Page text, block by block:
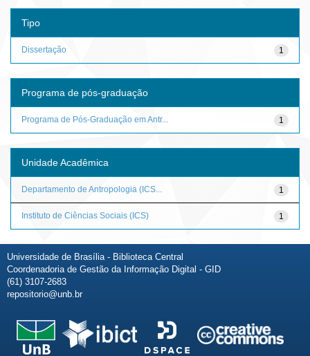
Tipo
1
Dissertação
Programa de pós-graduação
1
Programa de Pós-Graduação em Antr...
Unidade Acadêmica
1
Departamento de Antropologia (ICS...
1
Instituto de Ciências Sociais (ICS)
Universidade de Brasília - Biblioteca Central
Coordenadoria de Gestão da Informação Digital - GID
(61) 3107-2683
repositorio@unb.br